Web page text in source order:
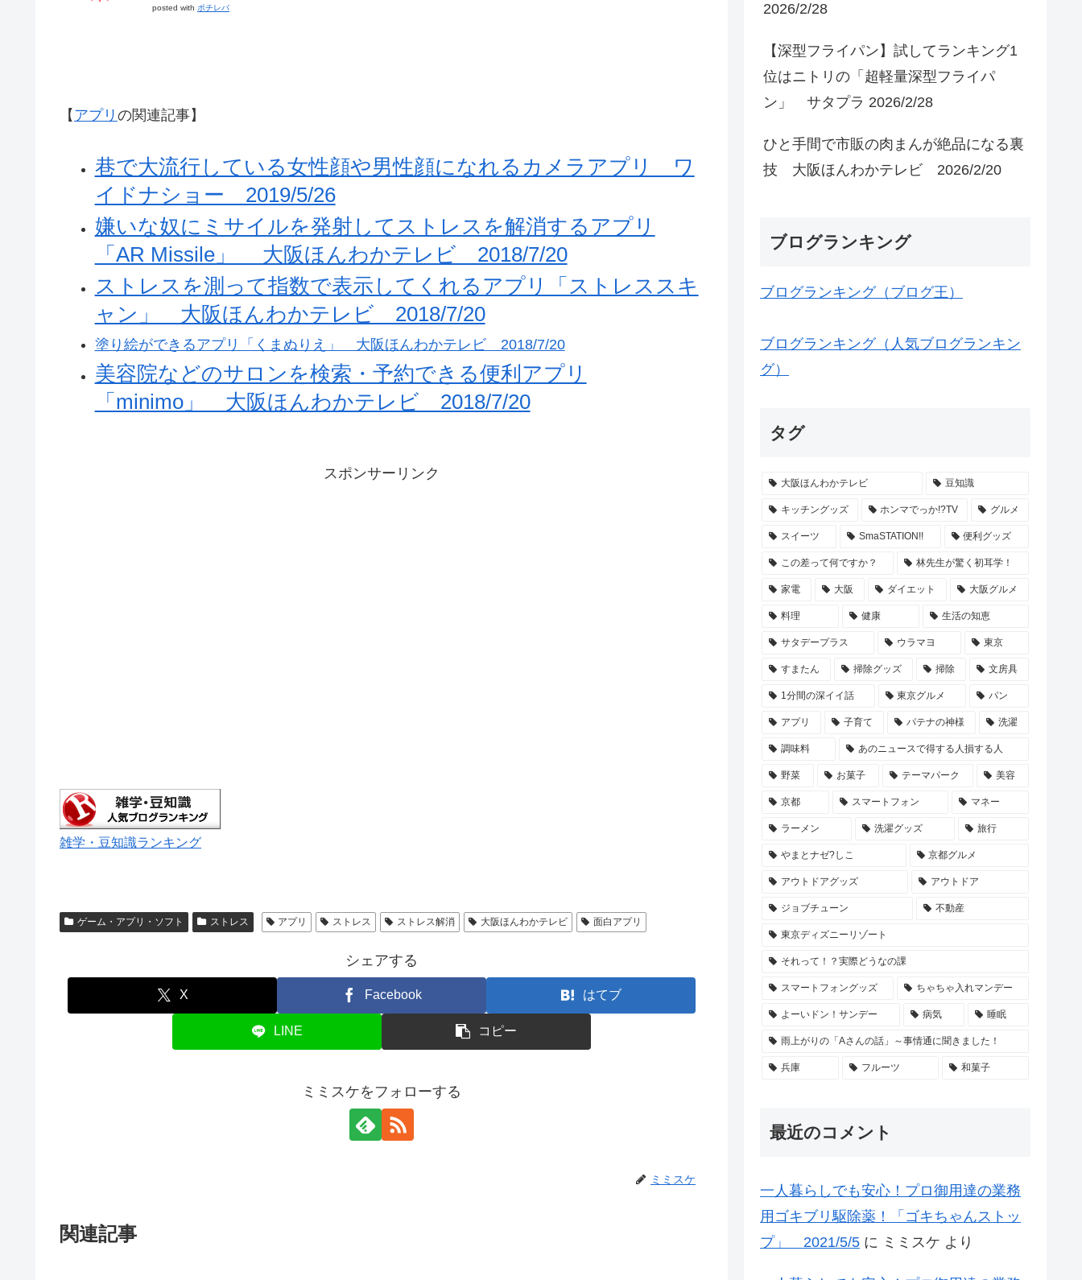
posted with ポチレバ
【 アプリ の関連記事】
巷で大流行している女性顔や男性顔になれるカメラアプリ ワ
イドナショー 2019/5/26
嫌いな奴にミサイルを発射してストレスを解消するアプリ
「AR Missile」 大阪ほんわかテレビ 2018/7/20
ストレスを測って指数で表示してくれるアプリ「ストレススキ
ャン」 大阪ほんわかテレビ 2018/7/20
塗り絵ができるアプリ「くまぬりえ」 大阪ほんわかテレビ 2018/7/20
美容院などのサロンを検索・予約できる便利アプリ
「minimo」 大阪ほんわかテレビ 2018/7/20
スポンサーリンク
雑学・豆知識ランキング
ゲーム・アプリ・ソフト ストレス アプリ ストレス ストレス解消 大阪ほんわかテレビ 面白アプリ
シェアする
X Facebook はてブ
LINE コピー
ミミスケをフォローする
ミミスケ
関連記事
2026/2/28
【深型フライパン】試してランキング1
位はニトリの「超軽量深型フライパ
ン」 サタプラ 2026/2/28
ひと手間で市販の肉まんが絶品になる裏
技 大阪ほんわかテレビ 2026/2/20
ブログランキング
ブログランキング（ブログ王）
ブログランキング（人気ブログランキン
グ）
タグ
大阪ほんわかテレビ 豆知識
キッチングッズ ホンマでっか!?TV グルメ
スイーツ SmaSTATION!! 便利グッズ
この差って何ですか？ 林先生が驚く初耳学！
家電 大阪 ダイエット 大阪グルメ
料理 健康 生活の知恵
サタデープラス ウラマヨ 東京
すまたん 掃除グッズ 掃除 文房具
1分間の深イイ話 東京グルメ パン
アプリ 子育て パテナの神様 洗濯
調味料 あのニュースで得する人損する人
野菜 お菓子 テーマパーク 美容
京都 スマートフォン マネー
ラーメン 洗濯グッズ 旅行
やまとナゼ?しこ 京都グルメ
アウトドアグッズ アウトドア
ジョブチューン 不動産
東京ディズニーリゾート
それって！？実際どうなの課
スマートフォングッズ ちゃちゃ入れマンデー
よーいドン！サンデー 病気 睡眠
雨上がりの「Aさんの話」～事情通に聞きました！
兵庫 フルーツ 和菓子
最近のコメント
一人暮らしでも安心！プロ御用達の業務
用ゴキブリ駆除薬！「ゴキちゃんストッ
プ」 2021/5/5 に ミミスケ より